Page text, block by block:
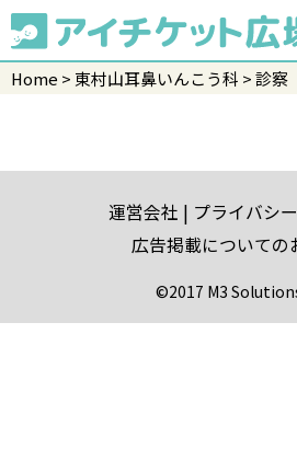
Home 東村山耳鼻いんこう科 診察
運営会社
プライバシ
広告掲載についての
©2017 M3